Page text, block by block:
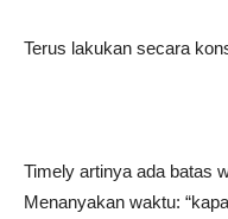
Terus lakukan secara
Timely artinya ada batas
Menanyakan waktu: